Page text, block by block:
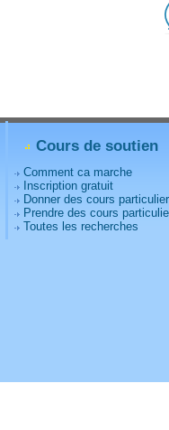
Cours de soutien
Comment ca marche
Inscription gratuit
Donner des cours
Prendre des cours
Toutes les recherches